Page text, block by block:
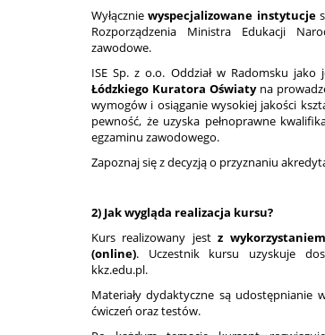
Wyłączniewyspecjalizowane instytucje
Rozporządzenia Ministra Edukacji
zawodowe.
ISE Sp. z o.o. Oddział w Radomsku
Łódzkiego Kuratora Oświatyna
wymogów i osiąganie wysokiej jakości
pewność, że uzyska pełnoprawne
egzaminu zawodowego.
Zapoznaj się z decyzją o przyznaniu
2) Jak wygląda realizacja kursu?
Kurs realizowany jestz
(online). Uczestnik kursu uzyskuje
kkz.edu.pl.
Materiały dydaktyczne są udostępnianie
ćwiczeń oraz testów.